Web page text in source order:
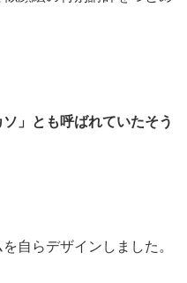
」とも呼ばれていたそう
自らデザインしました。